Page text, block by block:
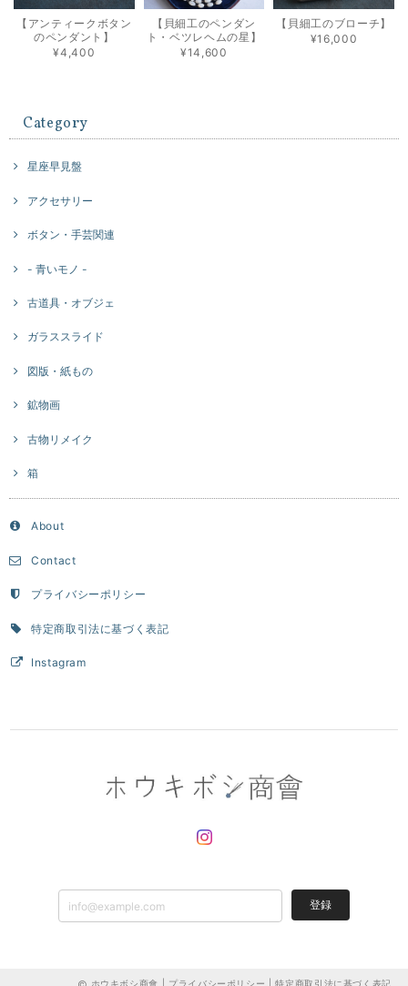
【アンティークボタン
のペンダント】
¥4,400
【貝細工のペンダン
ト・ベツレヘムの星】
¥14,600
【貝細工のブローチ】
¥16,000
Category
星座早見盤
アクセサリー
ボタン・手芸関連
- 青いモノ -
古道具・オブジェ
ガラススライド
図版・紙もの
鉱物画
古物リメイク
箱
About
Contact
プライバシーポリシー
特定商取引法に基づく表記
Instagram
登録
ホウキボシ商會 | プライバシーポリシー |特定商取引法に基づく表記